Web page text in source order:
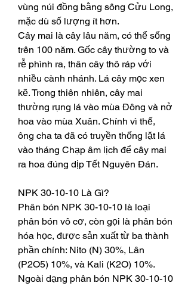
vùng núi đồng bằng sông Cửu Long,
mặc dù số lượng ít hơn.
Cây mai là cây lâu năm, có thể sống
trên 100 năm. Gốc cây thường to và
rễ phình ra, thân cây thô ráp với
nhiều cành nhánh. Lá cây mọc xen
kẽ. Trong thiên nhiên, cây mai
thường rụng lá vào mùa Đông và nở
hoa vào mùa Xuân. Chính vì thế,
ông cha ta đã có truyền thống lặt lá
vào tháng Chạp âm lịch để cây mai
ra hoa đúng dịp Tết Nguyên Đán.
NPK 30-10-10 Là Gì?
Phân bón NPK 30-10-10 là loại
phân bón vô cơ, còn gọi là phân bón
hóa học, được sản xuất từ ba thành
phần chính: Nito (N) 30%, Lân
(P2O5) 10%, và Kali (K2O) 10%.
Ngoài dạng phân bón NPK 30-10-10